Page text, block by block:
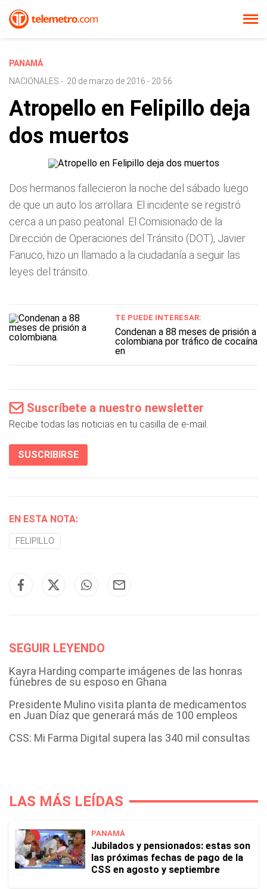
PANAMÁ
NACIONALES - 20 de marzo de 2016 - 20:56
Atropello en Felipillo deja
dos muertos
Dos hermanos fallecieron la noche del sábado luego
de que un auto los arrollara. El incidente se registró
cerca a un paso peatonal. El Comisionado de la
Dirección de Operaciones del Tránsito (DOT), Javier
Fanuco, hizo un llamado a la ciudadanía a seguir las
leyes del tránsito.
TE PUEDE INTERESAR:
Condenan a 88 meses de prisión a
colombiana por tráfico de cocaína
en
Suscríbete a nuestro newsletter
Recibe todas las noticias en tu casilla de e-mail.
SUSCRIBIRSE
EN ESTA NOTA:
FELIPILLO
SEGUIR LEYENDO
Kayra Harding comparte imágenes de las honras
fúnebres de su esposo en Ghana
Presidente Mulino visita planta de medicamentos
en Juan Díaz que generará más de 100 empleos
CSS: Mi Farma Digital supera las 340 mil consultas
LAS MÁS LEÍDAS
PANAMÁ
Jubilados y pensionados: estas son
las próximas fechas de pago de la
CSS en agosto y septiembre